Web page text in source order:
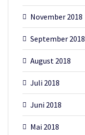
November 2018
September 2018
August 2018
Juli 2018
Juni 2018
Mai 2018